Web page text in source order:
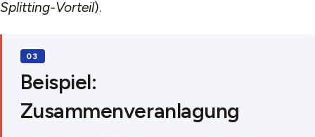
Splitting-Vorteil).
Beispiel:
Zusammenveranlagung